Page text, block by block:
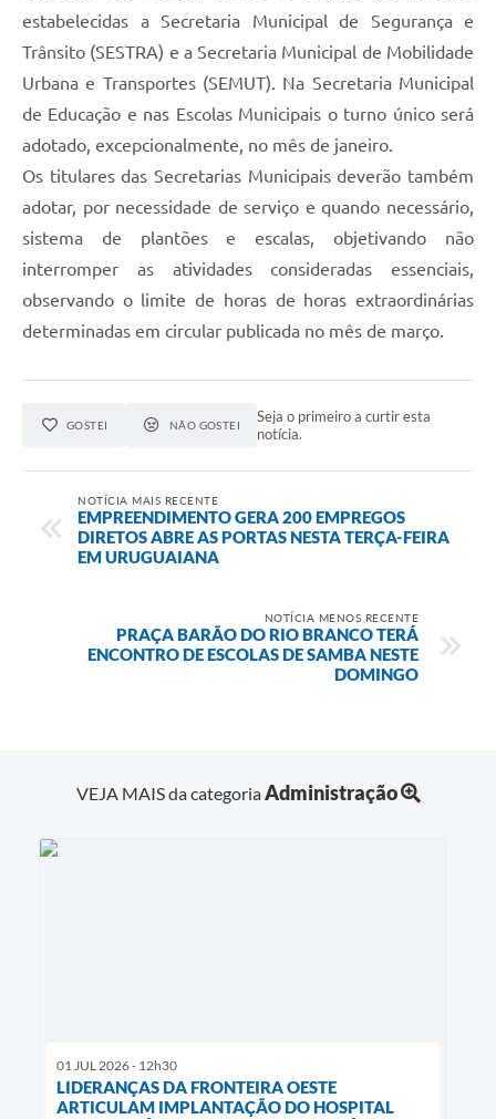
estabelecidas a Secretaria Municipal de Segurança e
Trânsito (SESTRA) e a Secretaria Municipal de Mobilidade
Urbana e Transportes (SEMUT). Na Secretaria Municipal
de Educação e nas Escolas Municipais o turno único será
adotado, excepcionalmente, no mês de janeiro.
Os titulares das Secretarias Municipais deverão também
adotar, por necessidade de serviço e quando necessário,
sistema de plantões e escalas, objetivando não
interromper as atividades consideradas essenciais,
observando o limite de horas de horas extraordinárias
determinadas em circular publicada no mês de março.
GOSTEI NÃO GOSTEI
Seja o primeiro a curtir esta
notícia.
NOTÍCIA MAIS RECENTE
EMPREENDIMENTO GERA 200 EMPREGOS
DIRETOS ABRE AS PORTAS NESTA TERÇA-FEIRA
EM URUGUAIANA
NOTÍCIA MENOS RECENTE
PRAÇA BARÃO DO RIO BRANCO TERÁ
ENCONTRO DE ESCOLAS DE SAMBA NESTE
DOMINGO
VEJA MAIS da categoriaAdministração
01 JUL 2026 - 12h30
LIDERANÇAS DA FRONTEIRA OESTE
ARTICULAM IMPLANTAÇÃO DO HOSPITAL